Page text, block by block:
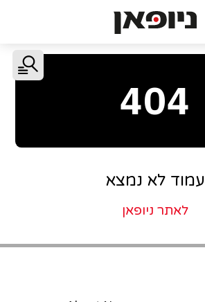
404
עמוד לא נמצא
לאתר ניופאן